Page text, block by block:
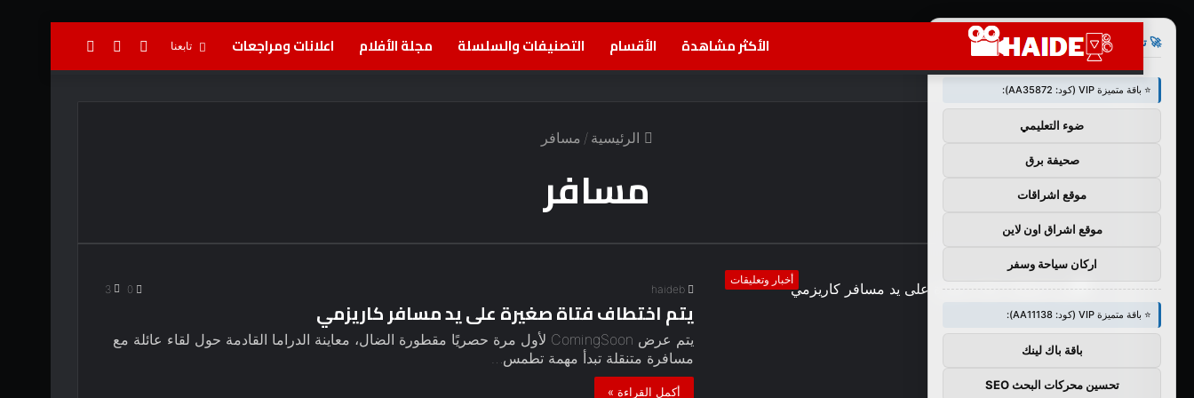
الأكثر مشاهدة الأقسام التصنيفات والسلسلة مجلة الأفلام اعلانات ومراجعات إضافة تسجيل تابعنا
الرئيسية / مسافر
مسافر
أخبار وتعليقات
haideb
0
3
يتم اختطاف فتاة صغيرة على يد مسافر كاريزمي
يتم عرض ComingSoon لأول مرة حصريًا مقطورة الضال، معاينة الدراما القادمة حول لقاء عائلة مع
مسافرة متنقلة تبدأ مهمة تطمس…
أكمل القراءة »
🚀 توصيات :
⭐ باقة متميزة VIP (كود: AA35872):
ضوء التعليمي
صحيفة برق
موقع اشراقات
موقع اشراق اون لاين
اركان سياحة وسفر
⭐ باقة متميزة VIP (كود: AA11138):
باقة باك لينك
تحسين محركات البحث SEO